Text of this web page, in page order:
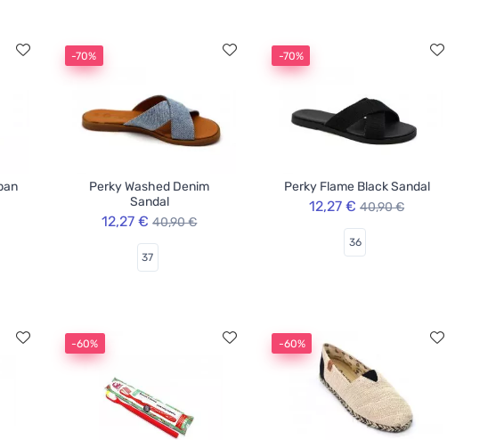
-70%
Perky Washed Denim
Sandal
12,27 € 40,90 €
37
-70%
Perky Flame Black Sandal
12,27 € 40,90 €
36
-60% -60%